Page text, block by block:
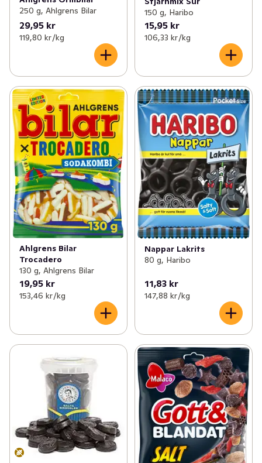
250 g, Ahlgrens Bilar
29,95 kr
119,80 kr /kg
150 g, Haribo
15,95 kr
106,33 kr /kg
Ahlgrens Bilar
Trocadero
130 g, Ahlgrens Bilar
19,95 kr
153,46 kr /kg
Nappar Lakrits
80 g, Haribo
11,83 kr
147,88 kr /kg